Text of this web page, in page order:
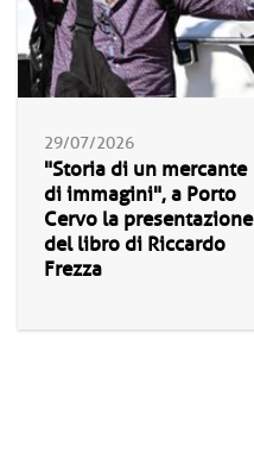
29/07/2026
"Storia di un mercante
di immagini", a Porto
Cervo la presentazione
del libro di Riccardo
Frezza